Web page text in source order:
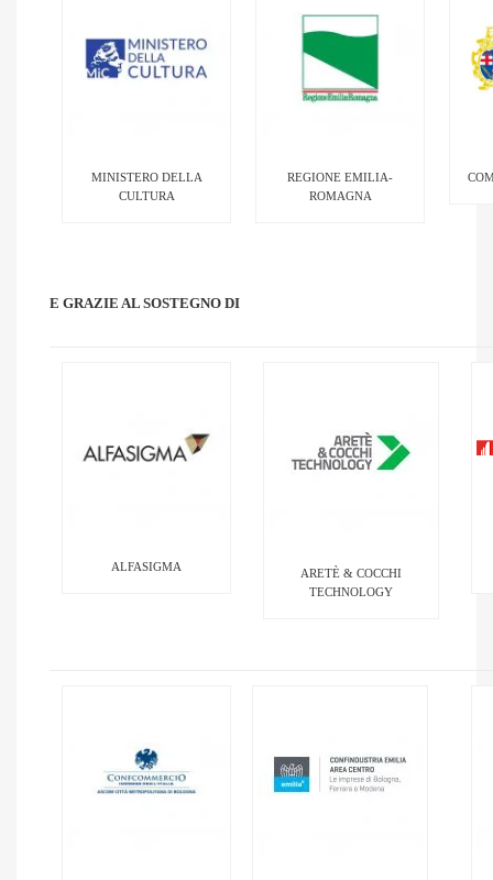
MINISTERO DELLA
CULTURA
REGIONE EMILIA-
ROMAGNA
E GRAZIE AL SOSTEGNO DI
ALFASIGMA
ARETÈ & COCCHI
TECHNOLOGY